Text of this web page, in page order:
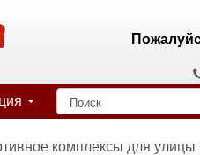
комплексы для улицы